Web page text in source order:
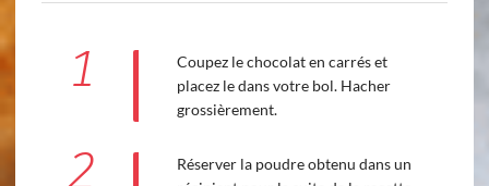
1
Coupez le chocolat en carrés et
placez le dans votre bol. Hacher
grossièrement.
2
Réserver la poudre obtenu dans un